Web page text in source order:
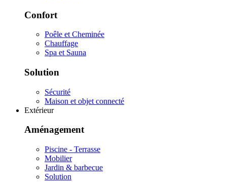
Confort
Poêle et Cheminée
Chauffage
Spa et Sauna
Solution
Sécurité
Maison et objet connecté
Extérieur
Aménagement
Piscine - Terrasse
Mobilier
Jardin & barbecue
Solution